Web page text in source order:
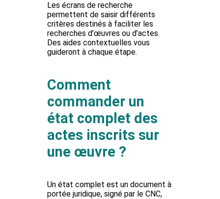
Les écrans de recherche
permettent de saisir différents
critères destinés à faciliter les
recherches d’œuvres ou d’actes.
Des aides contextuelles vous
guideront à chaque étape.
Comment
commander un
état complet des
actes inscrits sur
une œuvre ?
Un état complet est un document à
portée juridique, signé par le CNC,